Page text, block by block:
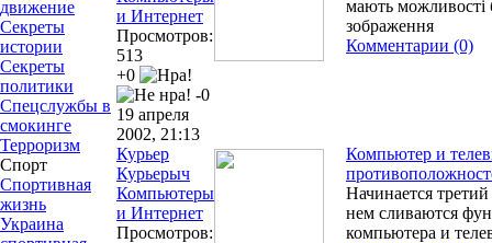
движение
Секреты
истории
Секреты
политики
Спецслужбы в
смокинге
Терроризм
Спорт
Спортивная
жизнь
Украина
и Интернет
Просмотров:
513
+0
-0
мають можливості
зображення
Комментарии (0)
19 апреля
2002, 21:13
Курьер
Курьерыч
Компьютеры
и Интернет
Просмотров:
Компьютер и
Начинается
нем сливаются
компьютера и